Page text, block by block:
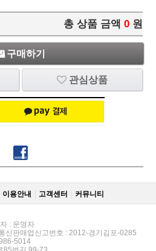
총 상품 금액 0 원
구매하기
관심상품
이용안내 고객센터 커뮤니티
: 운영자
신판매업신고번호 : 2012-경기김포-0285
5014